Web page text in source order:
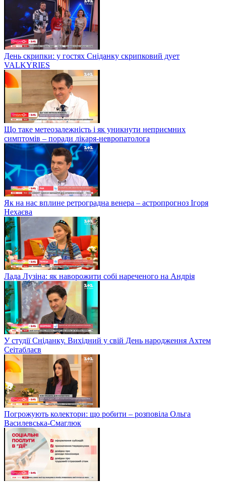
День скрипки: у гостях Сніданку скрипковий дует
VALKYRIES
Що таке метеозалежність і як уникнути неприємних
симптомів – поради лікаря-невропатолога
Як на нас вплине ретроградна венера – астропрогноз Ігоря
Нехаєва
Лада Лузіна: як наворожити собі нареченого на Андрія
У студії Сніданку. Вихідний у свій День народження Ахтем
Сеітаблаєв
Погрожують колектори: що робити – розповіла Ольга
Василевська-Смаглюк